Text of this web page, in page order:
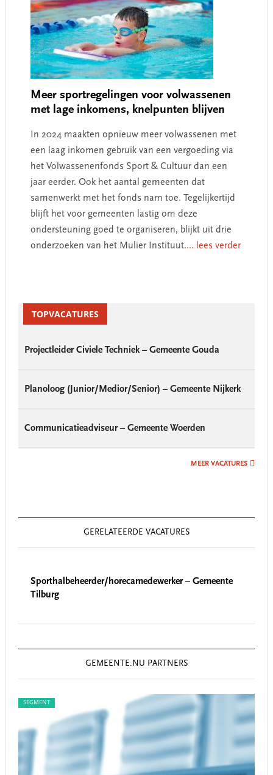
Meer sportregelingen voor volwassenen
met lage inkomens, knelpunten blijven
In 2024 maakten opnieuw meer volwassenen met
een laag inkomen gebruik van een vergoeding via
het Volwassenenfonds Sport & Cultuur dan een
jaar eerder. Ook het aantal gemeenten dat
samenwerkt met het fonds nam toe. Tegelijkertijd
blijft het voor gemeenten lastig om deze
ondersteuning goed te organiseren, blijkt uit drie
onderzoeken van het Mulier Instituut.... lees verder
SidebarTOPVACATURES
Projectleider Civiele Techniek – Gemeente Gouda
Planoloog (Junior/Medior/Senior) – Gemeente Nijkerk
Communicatieadviseur – Gemeente Woerden
MEER VACATURES
GERELATEERDE VACATURES
Sporthalbeheerder/horecamedewerker – Gemeente
Tilburg
GEMEENTE.NU PARTNERS
SEGMENT